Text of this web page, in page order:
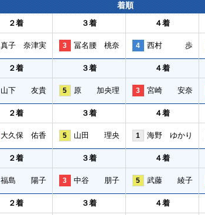
着順
２着 ３着 ４着
真子 奈津実 3 冨名腰 桃奈 4 西村 歩
２着 ３着 ４着
山下 友貴 5 原 加央理 3 宮崎 安奈
２着 ３着 ４着
大久保 佑香 5 山田 理央 1 海野 ゆかり
２着 ３着 ４着
福島 陽子 3 中谷 朋子 5 武藤 綾子
２着 ３着 ４着